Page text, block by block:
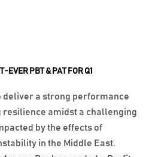
PBT & PAT FOR Q1
deliver a strong performance
resilience amidst a challenging
by the effects of
in the Middle East.